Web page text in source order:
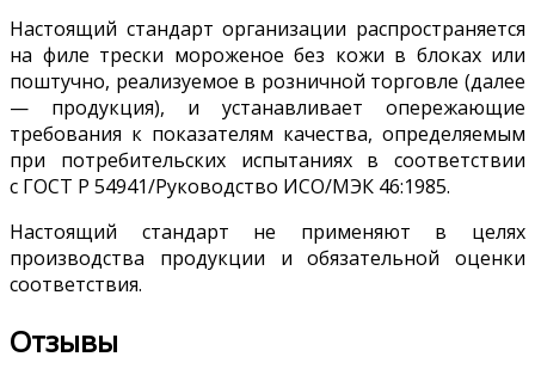
Настоящий стандарт организации распространяется
на филе трески мороженое без кожи в блоках или
поштучно, реализуемое в розничной торговле (далее
— продукция), и устанавливает опережающие
требования к показателям качества, определяемым
при потребительских испытаниях в соответствии
с ГОСТ Р 54941/Руководство ИСО/МЭК 46:1985.
Настоящий стандарт не применяют в целях
производства продукции и обязательной оценки
соответствия.
Отзывы